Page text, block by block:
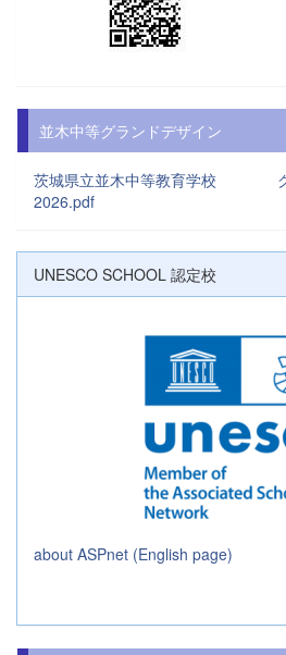
並木中等グランドデザイン
茨城県立並木中等教育学校 グ
2026.pdf
UNESCO SCHOOL 認定校
about ASPnet (English page)